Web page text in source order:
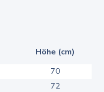
Höhe (cm)
70
72